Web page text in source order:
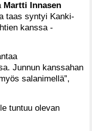
Martti Innasen
taas syntyi Kanki-
kanssa -
Junnun kanssahan
salanimellä”,
tuntuu olevan